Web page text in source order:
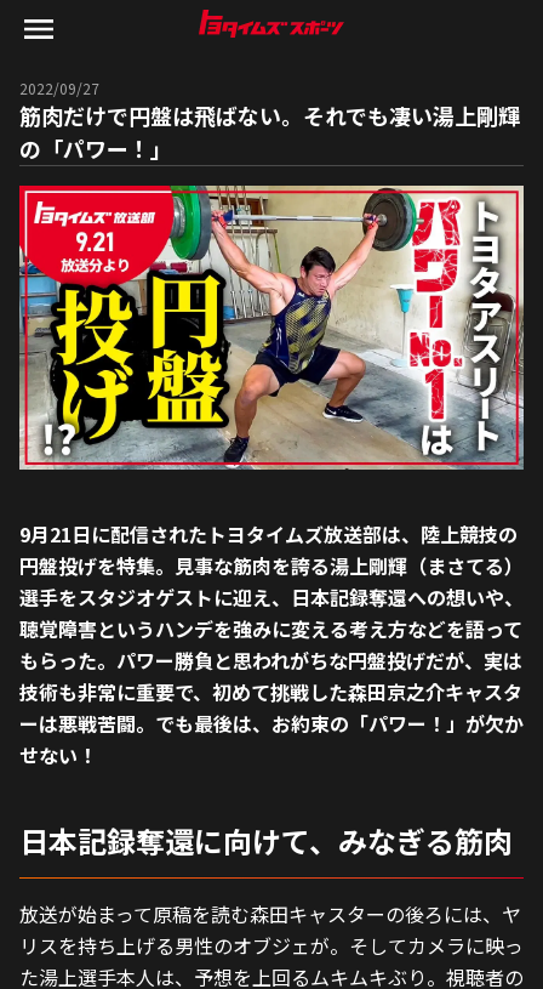
2022/09/27
筋肉だけで円盤は飛ばない。それでも凄い湯上剛輝
の「パワー！」
9月21日に配信されたトヨタイムズ放送部は、陸上競技の
円盤投げを特集。見事な筋肉を誇る湯上剛輝（まさてる）
選手をスタジオゲストに迎え、日本記録奪還への想いや、
聴覚障害というハンデを強みに変える考え方などを語って
もらった。パワー勝負と思われがちな円盤投げだが、実は
技術も非常に重要で、初めて挑戦した森田京之介キャスタ
ーは悪戦苦闘。でも最後は、お約束の「パワー！」が欠か
せない！
日本記録奪還に向けて、みなぎる筋肉
放送が始まって原稿を読む森田キャスターの後ろには、ヤ
リスを持ち上げる男性のオブジェが。そしてカメラに映っ
た湯上選手本人は、予想を上回るムキムキぶり。視聴者の